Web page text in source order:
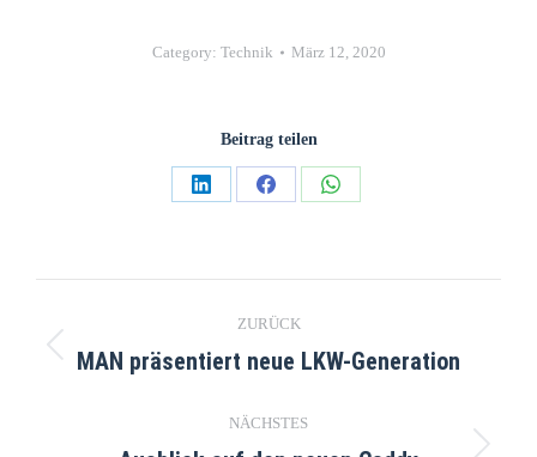
Category: Technik März 12, 2020
Beitrag teilen
ZURÜCK
MAN präsentiert neue LKW-Generation
NÄCHSTES